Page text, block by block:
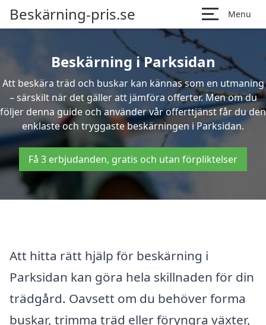
Beskärning-pris.se Menu
Beskärning i Parksidan
Att beskära träd och buskar kan kännas som en utmaning
– särskilt när det gäller att jämföra offerter. Men om du
följer denna guide och använder vår offerttjänst får du den
enklaste och tryggaste beskärningen i Parksidan.
Få 3 erbjudanden, gratis och utan förpliktelser
Att hitta rätt hjälp för beskärning i
Parksidan kan göra hela skillnaden för din
trädgård. Oavsett om du behöver forma
buskar, trimma träd eller föryngra växter,